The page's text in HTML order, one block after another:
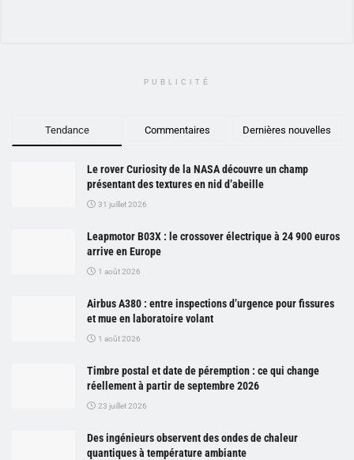
PUBLICITÉ
Tendance Commentaires Dernières nouvelles
Le rover Curiosity de la NASA découvre un champ
présentant des textures en nid d’abeille
31 juillet 2026
Leapmotor B03X : le crossover électrique à 24 900 euros
arrive en Europe
1 août 2026
Airbus A380 : entre inspections d’urgence pour fissures
et mue en laboratoire volant
1 août 2026
Timbre postal et date de péremption : ce qui change
réellement à partir de septembre 2026
23 juillet 2026
Des ingénieurs observent des ondes de chaleur
quantiques à température ambiante